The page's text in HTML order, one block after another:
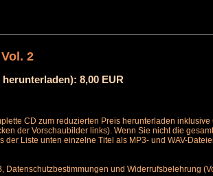
2
8,00 EUR
CD zum reduzierten Preis herunterladen
der Vorschaubilder links). Wenn Sie nicht die
der Liste unten einzelne Titel als MP3- und WAV-
Datenschutzbestimmungen und Widerrufsbelehrung